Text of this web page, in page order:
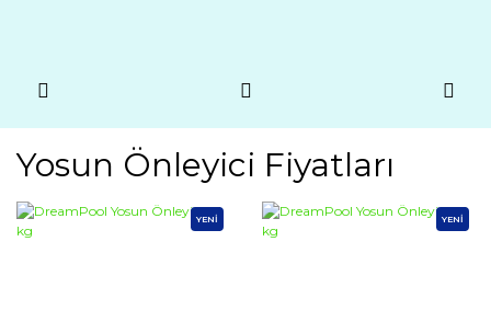
Yosun Önleyici Fiyatları
YENİ YENİ